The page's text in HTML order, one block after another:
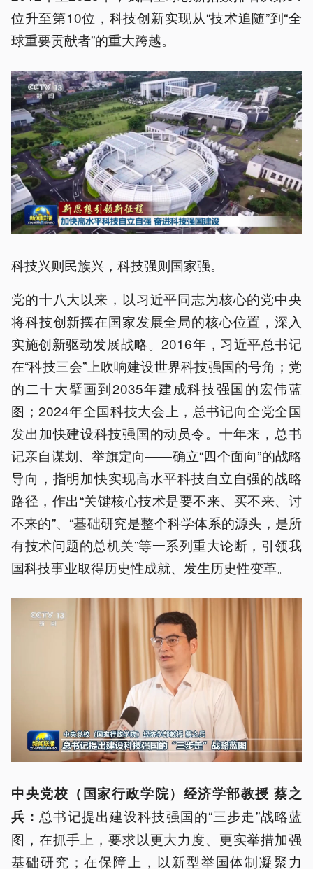
位升至第10位，科技创新实现从“技术追随”到“全
球重要贡献者”的重大跨越。
科技兴则民族兴，科技强则国家强。
党的十八大以来，以习近平同志为核心的党中央
将科技创新摆在国家发展全局的核心位置，深入
实施创新驱动发展战略。2016年，习近平总书记
在“科技三会”上吹响建设世界科技强国的号角；党
的二十大擘画到2035年建成科技强国的宏伟蓝
图；2024年全国科技大会上，总书记向全党全国
发出加快建设科技强国的动员令。十年来，总书
记亲自谋划、举旗定向——确立“四个面向”的战略
导向，指明加快实现高水平科技自立自强的战略
路径，作出“关键核心技术是要不来、买不来、讨
不来的”、“基础研究是整个科学体系的源头，是所
有技术问题的总机关”等一系列重大论断，引领我
国科技事业取得历史性成就、发生历史性变革。
中央党校（国家行政学院）经济学部教授 蔡之
兵：总书记提出建设科技强国的“三步走”战略蓝
图，在抓手上，要求以更大力度、更实举措加强
基础研究；在保障上，以新型举国体制凝聚力